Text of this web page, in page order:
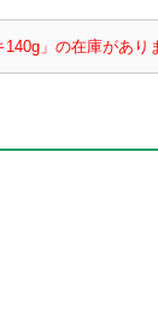
」の在庫があり